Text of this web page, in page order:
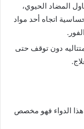
المضاد الحيوي،
اتجاه أحد مواد
12 ساعة لمدة 7 أيام متتاليه دون توقف حتى
تحت سن 12 سنة من هذا الدواء فهو مخصص